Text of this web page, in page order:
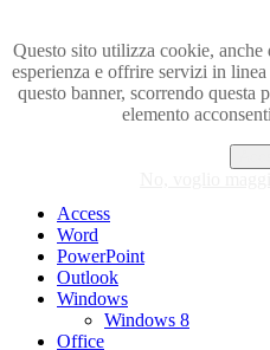
Questo sito utilizza cookie,
esperienza e offrire servizi in
questo banner, scorrendo questa
elemento
Visita i forum di SOS-OFFICE
Access
Word
PowerPoint
Outlook
Windows
Windows 8
Office